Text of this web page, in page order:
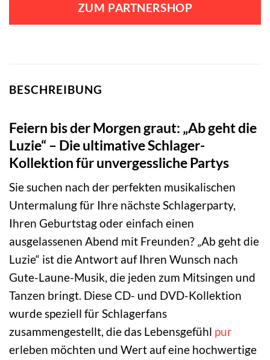
ZUM PARTNERSHOP
BESCHREIBUNG
Feiern bis der Morgen graut: „Ab geht die
Luzie“ – Die ultimative Schlager-
Kollektion für unvergessliche Partys
Sie suchen nach der perfekten musikalischen
Untermalung für Ihre nächste Schlagerparty,
Ihren Geburtstag oder einfach einen
ausgelassenen Abend mit Freunden? „Ab geht die
Luzie“ ist die Antwort auf Ihren Wunsch nach
Gute-Laune-Musik, die jeden zum Mitsingen und
Tanzen bringt. Diese CD- und DVD-Kollektion
wurde speziell für Schlagerfans
zusammengestellt, die das Lebensgefühl pur
erleben möchten und Wert auf eine hochwertige